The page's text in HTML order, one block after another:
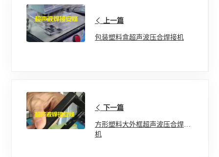
上一篇
包装塑料盒超声波压合焊接机
下一篇
方形塑料大外框超声波压合焊接
机